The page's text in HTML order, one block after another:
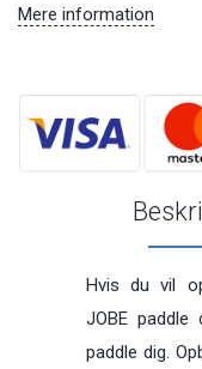
Mere information
Hvis du vil
JOBE
paddle dig.